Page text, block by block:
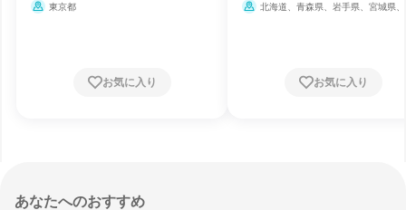
東京都
お気に入り
北海道、青森県、岩手県、宮城県
賀県、京都府、大阪府、兵庫県、奈良
歌山県、鳥取県、島根県、岡山県、広
お気に入り
あなたへのおすすめ